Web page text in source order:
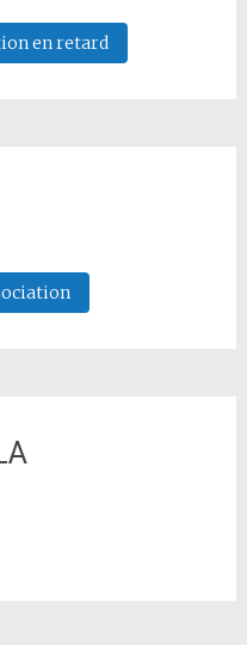
en retard